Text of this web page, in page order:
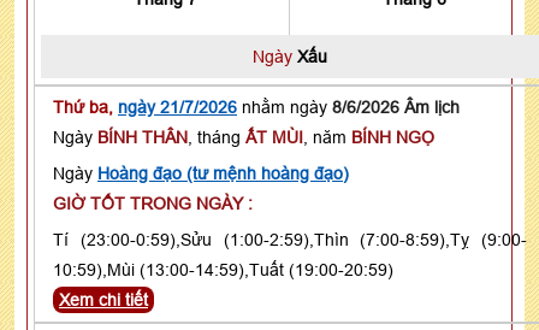
Ngày Xấu
Thứ ba, ngày 21/7/2026 nhằm ngày 8/6/2026 Âm lịch
Ngày BÍNH THÂN , tháng ẤT MÙI , năm BÍNH NGỌ
Ngày Hoàng đạo (tư mệnh hoàng đạo)
GIỜ TỐT TRONG NGÀY :
Tí (23:00-0:59),Sửu (1:00-2:59),Thìn (7:00-8:59),Tỵ (9:00-
10:59),Mùi (13:00-14:59),Tuất (19:00-20:59)
Xem chi tiết